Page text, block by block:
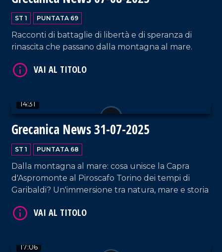
alimentano il futuro.
ST 1 PUNTATA 69
Racconti di battaglie di libertà e di speranza di
rinascita che passano dalla montagna al mare.
14:31
Grecanica News 31-07-2025
ST 1 PUNTATA 68
Dalla montagna al mare: cosa unisce la Capra
d'Aspromonte al Piroscafo Torino dei tempi di
Garibaldi? Un'immersione tra natura, mare e storia
17:06
VAI AL TITOLO